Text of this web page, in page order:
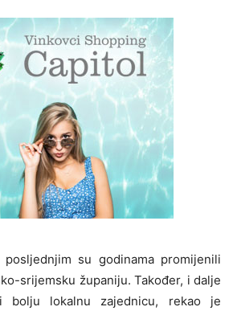
su godinama promijenili
srijemsku županiju. Također, i dalje
bolju lokalnu zajednicu, rekao je